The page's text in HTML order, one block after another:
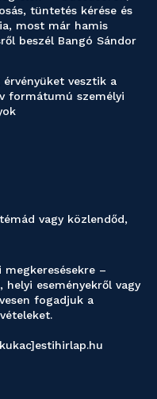
tüntetés kérése és
most már hamis
beszél Bangó Sándor
érvényüket vesztik a
formátumú személyi
vagy közlendőd,
–
helyi eseményekről vagy
fogadjuk a